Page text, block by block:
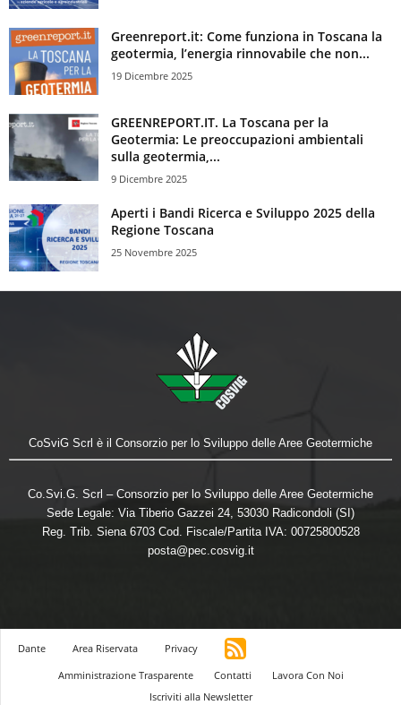
Greenreport.it: Come funziona in Toscana la
geotermia, l’energia rinnovabile che non...
19 Dicembre 2025
GREENREPORT.IT. La Toscana per la
Geotermia: Le preoccupazioni ambientali
sulla geotermia,...
9 Dicembre 2025
Aperti i Bandi Ricerca e Sviluppo 2025 della
Regione Toscana
25 Novembre 2025
CoSviG Scrl è il Consorzio per lo Sviluppo delle Aree Geotermiche
Co.Svi.G. Scrl – Consorzio per lo Sviluppo delle Aree Geotermiche
Sede Legale: Via Tiberio Gazzei 24, 53030 Radicondoli (SI)
Reg. Trib. Siena 6703 Cod. Fiscale/Partita IVA: 00725800528
posta@pec.cosvig.it
Dante Area Riservata
Privacy
Amministrazione Trasparente
Contatti
Lavora Con Noi
Iscriviti alla Newsletter